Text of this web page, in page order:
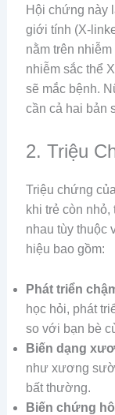
Hội chứng này
giới tính (X-
nằm trên
nhiễm sắc thể
sẽ mắc bệnh.
cần cả hai bản
2. Triệu
Triệu chứng
khi trẻ còn
nhau tùy thuộc
hiệu bao gồm:
Phát triển
học hỏi, phát
so với bạn bè
Biến dạng
như xương
bất thường.
Biến chứng